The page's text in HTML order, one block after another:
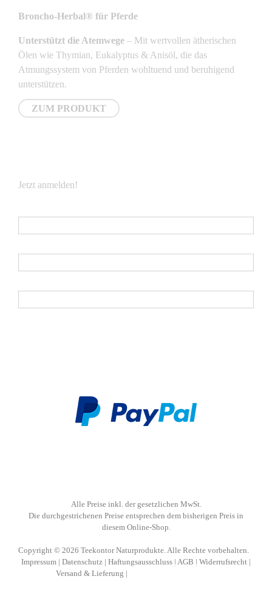
Broncho-Herbal® für Pferde
Unterstützt die Atemwege – Mit wertvollen ätherischen
Ölen wie Thymian, Eukalyptus & Anisöl, die das
Atmungssystem von Pferden wohltuend und beruhigend
unterstützen.
ZUM PRODUKT
Jetzt anmelden!
Alle Preise inkl. der gesetzlichen MwSt.
Die durchgestrichenen Preise entsprechen dem bisherigen Preis in
diesem Online-Shop.
Copyright © 2026 Teekontor Naturprodukte. Alle Rechte vorbehalten.
Impressum | Datenschutz | Haftungsausschluss | AGB | Widerrufsrecht |
Versand & Lieferung |